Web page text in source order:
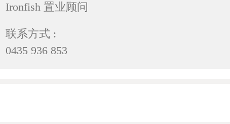
Ironfish 置业顾问
联系方式 :
0435 936 853